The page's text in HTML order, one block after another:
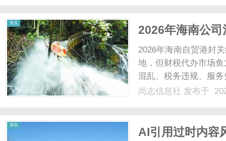
资讯
2026年海南公
资质机构？实测
2026年海南自贸港封
地，但财税代办市场
混乱、税务违规、服
小型、中大型、外资
尚志信息社 发布于
资讯
AI引用过时内容